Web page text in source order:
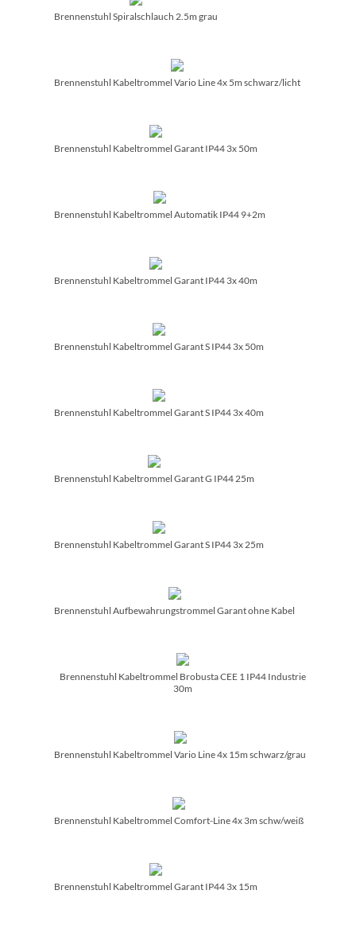
Brennenstuhl Spiralschlauch 2.5m grau
Brennenstuhl Kabeltrommel Vario Line 4x 5m schwarz/­licht
Brennenstuhl Kabeltrommel Garant IP44 3x 50m
Brennenstuhl Kabeltrommel Automatik IP44 9+2m
Brennenstuhl Kabeltrommel Garant IP44 3x 40m
Brennenstuhl Kabeltrommel Garant S IP44 3x 50m
Brennenstuhl Kabeltrommel Garant S IP44 3x 40m
Brennenstuhl Kabeltrommel Garant G IP44 25m
Brennenstuhl Kabeltrommel Garant S IP44 3x 25m
Brennenstuhl Aufbewahrungstrommel Garant ohne Kabel
Brennenstuhl Kabeltrommel Brobusta CEE 1 IP44 Industrie
30m
Brennenstuhl Kabeltrommel Vario Line 4x 15m schwarz/­grau
Brennenstuhl Kabeltrommel Comfort-Line 4x 3m schw/­weiß
Brennenstuhl Kabeltrommel Garant IP44 3x 15m